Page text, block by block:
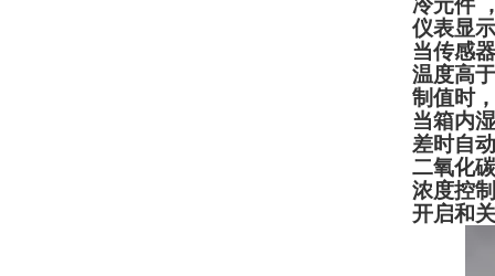
冷元件
仪表显
当传感
温度高
制值时
当箱内
差时自
二氧化
浓度控
开启和